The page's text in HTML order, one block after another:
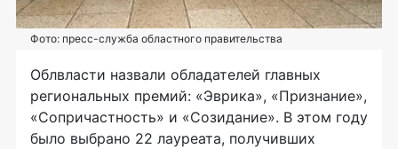
Фото: пресс-служба областного правительства
Облвласти назвали обладателей главных
региональных премий: «Эврика», «Признание»,
«Сопричастность» и «Созидание». В этом году
было выбрано 22 лауреата, получивших